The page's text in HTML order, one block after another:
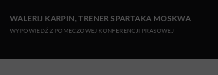
WALERIJ KARPIN, TRENER SPARTAKA MOSKWA
WYPOWIEDŹ Z POMECZOWEJ KONFERENCJI PRASOWEJ